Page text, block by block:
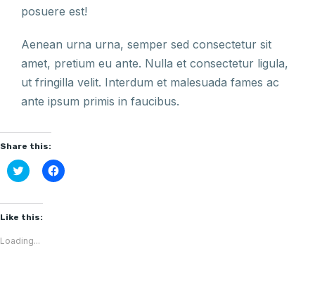
posuere est!
Aenean urna urna, semper sed consectetur sit
amet, pretium eu ante. Nulla et consectetur ligula,
ut fringilla velit. Interdum et malesuada fames ac
ante ipsum primis in faucibus.
Share this:
Click
to
Twitter
(Opens
in
window)
Click
to
Like this:
Loading...